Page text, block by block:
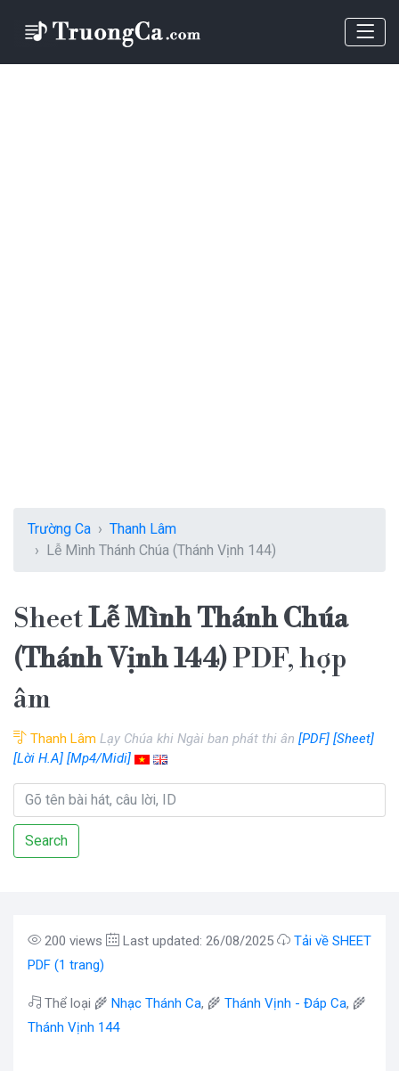
Trường Ca
Thanh Lâm
Lễ Mình Thánh Chúa (Thánh Vịnh 144)
SheetLễ Mình Thánh Chúa
(Thánh Vịnh 144)PDF, hợp
âm
Thanh Lâm Lạy Chúa khi Ngài ban phát thi ân [PDF] [Sheet]
[Lời H.A] [Mp4/Midi]
Search
200 views Last updated: 26/08/2025
Tải về SHEET
PDF (1 trang)
Thể loại 🌾 Nhạc Thánh Ca, 🌾 Thánh Vịnh - Đáp Ca, 🌾
Thánh Vịnh 144